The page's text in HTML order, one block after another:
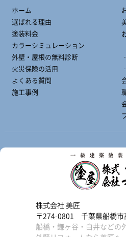
ホーム
選ばれる理由
塗装料金
カラーシミュレーション
外壁・屋根の無料診断
火災保険の活用
よくある質問
施工事例
株式会社 美匠
〒274-0801 千葉県船橋市
船橋・鎌ヶ谷・白井などの